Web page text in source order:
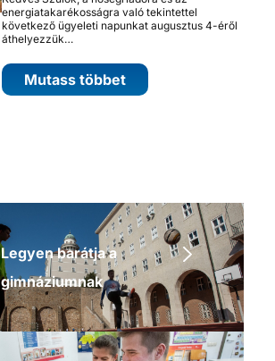
energiatakarékosságra való tekintettel
következő ügyeleti napunkat augusztus 4-éről
áthelyezzük…
Mutass többet
Legyen barátja a
gimnáziumnak